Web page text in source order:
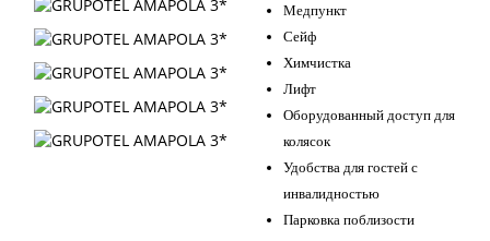
Медпункт
Сейф
Химчистка
Лифт
Оборудованный доступ для
колясок
Удобства для гостей с
инвалидностью
Парковка поблизости